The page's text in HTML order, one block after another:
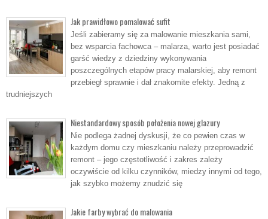
Jak prawidłowo pomalować sufit
Jeśli zabieramy się za malowanie mieszkania sami,
bez wsparcia fachowca – malarza, warto jest posiadać
garść wiedzy z dziedziny wykonywania
poszczególnych etapów pracy malarskiej, aby remont
przebiegł sprawnie i dał znakomite efekty. Jedną z
trudniejszych
Niestandardowy sposób położenia nowej glazury
Nie podlega żadnej dyskusji, że co pewien czas w
każdym domu czy mieszkaniu należy przeprowadzić
remont – jego częstotliwość i zakres zależy
oczywiście od kilku czynników, miedzy innymi od tego,
jak szybko możemy znudzić się
Jakie farby wybrać do malowania